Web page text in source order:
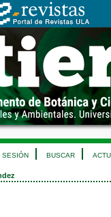
SESIÓN BUSCAR